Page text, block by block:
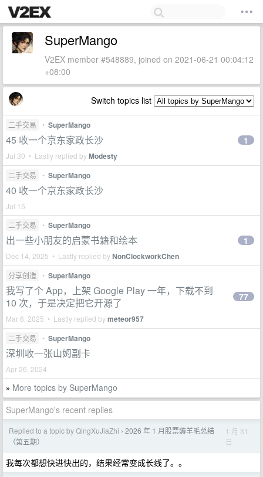
SuperMango
V2EX member #548889, joined on 2021-06-21 00:04:12
+08:00
Switch topics list
二手交易 • SuperMango
45 收一个京东家政长沙
Jul 30 • Lastly replied byModesty
1
二手交易 • SuperMango
40 收一个京东家政长沙
Jul 15
二手交易
• SuperMango
出一些小朋友的启蒙书籍和绘本
Dec 14, 2025 • Lastly replied byNonClockworkChen
1
分享创造 • SuperMango
我写了个 App，上架 Google Play 一年，下载不到
10 次，于是决定把它开源了
Mar 6, 2025 • Lastly replied bymeteor957
77
二手交易 • SuperMango
深圳收一张山姆副卡
Apr 26, 2024
» More topics by SuperMango
SuperMango's recent replies
Replied to a topic by QingXuJiaZhi › 2026 年 1 月股票薅羊毛总结
（第五期）
1 月 31
日
我每次都想快进快出的，结果经常变成长线了。。